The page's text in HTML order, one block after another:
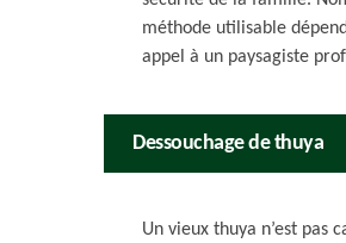
méthode utilisable
appel à un paysagiste
Dessouchage de thuya
Un vieux thuya n’est